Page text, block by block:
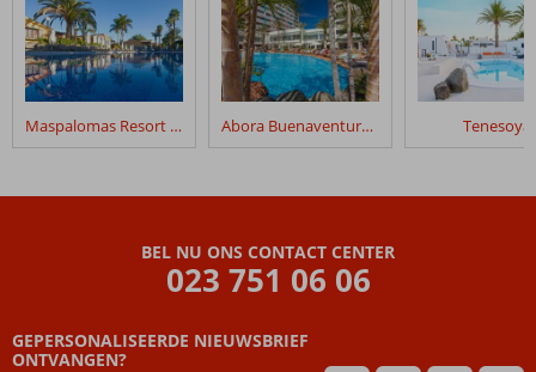
Maspalomas Resort by Dunas Abora Buenaventura by Lopesan Hotels Tenesoya
BEL NU ONS CONTACT CENTER
023 751 06 06
GEPERSONALISEERDE NIEUWSBRIEF
ONTVANGEN?